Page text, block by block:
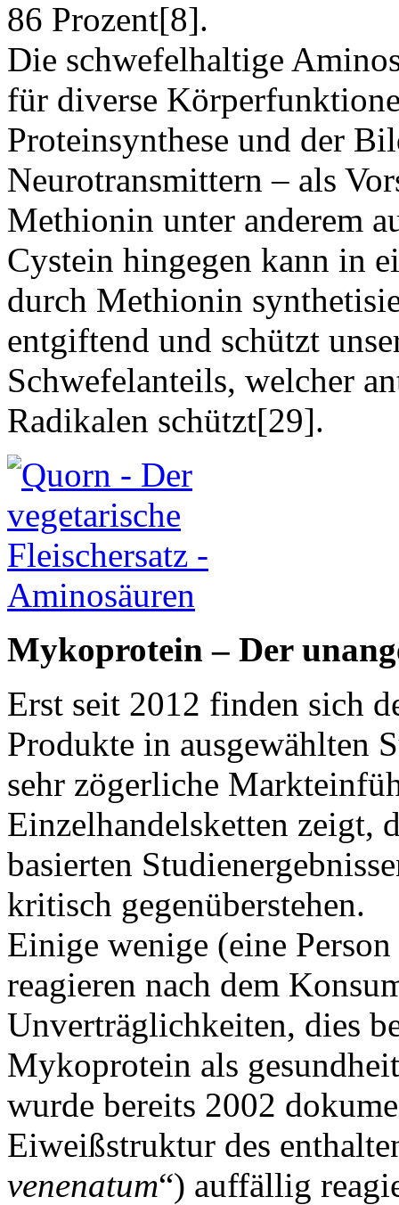
86 Prozent[8].
Die schwefelhaltige
für diverse
Proteinsynthese und der
Neurotransmittern – als
Methionin unter anderem
Cystein hingegen kann in
durch Methionin
entgiftend und schützt
Schwefelanteils, welcher
Radikalen schützt[29].
Mykoprotein – Der
Erst seit 2012 finden sich
Produkte in ausgewählten
sehr zögerliche
Einzelhandelsketten zeigt,
basierten
kritisch gegenüberstehen.
Einige wenige (eine
reagieren nach dem
Unverträglichkeiten, dies
Mykoprotein als
wurde bereits 2002
Eiweißstruktur des
venenatum“) auffällig